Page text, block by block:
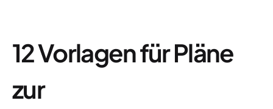
12 Vorlagen für Pläne
zur